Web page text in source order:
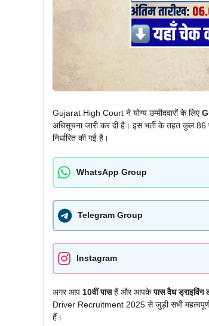
Gujarat High Court ने योग्य उम्मीदवारों के लिए
अधिसूचना जारी कर दी है। इस भर्ती के तहत कुल 86
निर्धारित की गई है।
WhatsApp Group
Telegram Group
Instagram
अगर आप 10वीं पासहैं और आपकेपास वैध ड्राइविंग
Driver Recruitment 2025 से जुड़ी सभी
हैं।